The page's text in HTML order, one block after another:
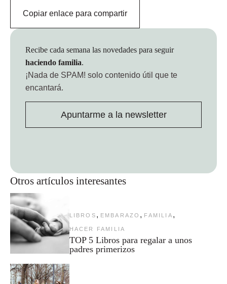
Copiar enlace para compartir
Otros artículos interesantes
LIBROS , EMBARAZO , FAMILIA ,
HACER FAMILIA
TOP 5 Libros para regalar a unos
padres primerizos
Recibe cada semana las novedades para seguir
haciendo familia.
¡Nada de SPAM! solo contenido útil que te
encantará.
Apuntarme a la newsletter